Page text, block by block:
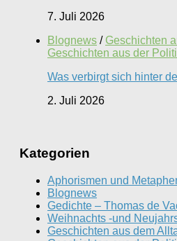
7. Juli 2026
Blognews / Geschichten
Geschichten aus der
Was verbirgt sich hinter
2. Juli 2026
Kategorien
Aphorismen und
Blognews
Gedichte – Thomas de
Weihnachts -und
Geschichten aus dem